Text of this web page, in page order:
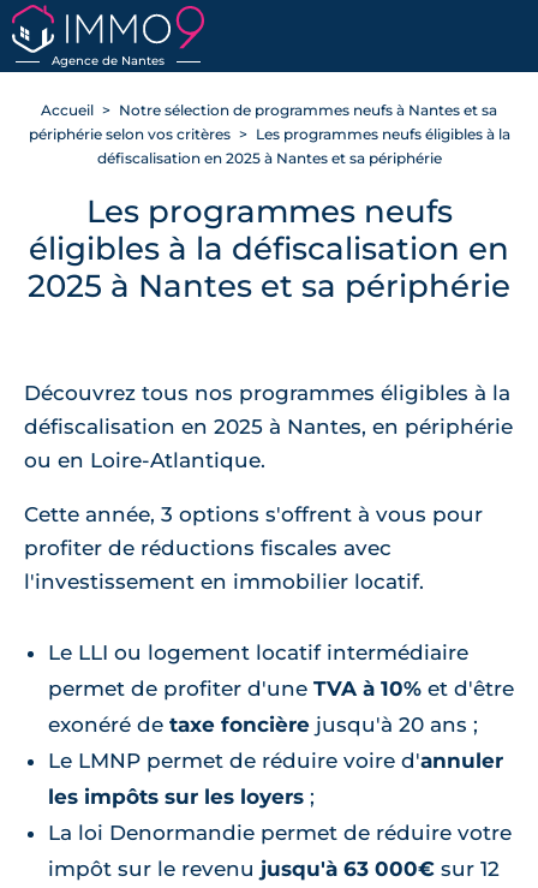
Agence de Nantes
Accueil
Notre sélection de programmes neufs à Nantes et sa
périphérie selon vos critères
Les programmes neufs éligibles à la
défiscalisation en 2025 à Nantes et sa périphérie
Les programmes neufs
éligibles à la défiscalisation en
2025 à Nantes et sa périphérie
Découvrez tous nos programmes éligibles à la
défiscalisation en 2025 à Nantes, en périphérie
ou en Loire-Atlantique.
Cette année, 3 options s'offrent à vous pour
profiter de réductions fiscales avec
l'investissement en immobilier locatif.
Le LLI ou logement locatif intermédiaire
permet de profiter d'une TVA à 10% et d'être
exonéré de taxe foncière jusqu'à 20 ans ;
Le LMNP permet de réduire voire d'annuler
les impôts sur les loyers ;
La loi Denormandie permet de réduire votre
impôt sur le revenu jusqu'à 63 000€ sur 12